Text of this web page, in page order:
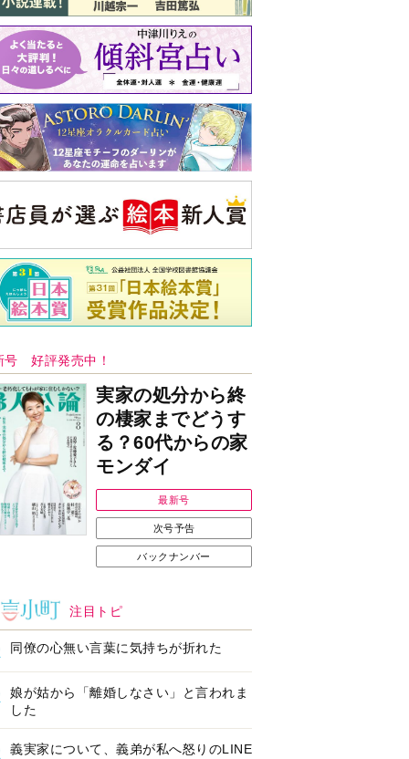
注目トピ
同僚の心無い言葉に気持ちが折れた
した
義実家について、義弟が私へ怒りのLINE
公論新社の本
もうじきたべられるぼく
はせがわゆうじ 作
詳しくみる
フォメーション
で始める遺言を書
の準備セミナー開
耳にすっぽり！オーテ
ィコン補聴器、新しい
スタイルで All in Ear
の「オーティコン ジー
ル」を発売
オープンイヤー
ヤホン「kikippa イ
ン HERALBONY
」発売
ージについてのお詫び
と訂正